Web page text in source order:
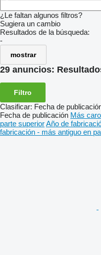
¿Le faltan algunos filtros?
Sugiera un cambio
Resultados de la búsqueda:
-
mostrar
29 anuncios:
Filtro
Clasificar: Fecha de
Fecha de publicación Más
parte superiorAño de
fabricación - más antiguo en